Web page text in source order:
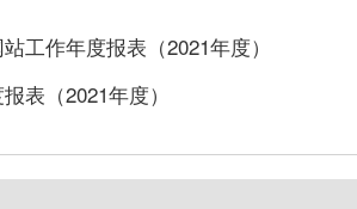
工作年度报表（2021年度）
表（2021年度）